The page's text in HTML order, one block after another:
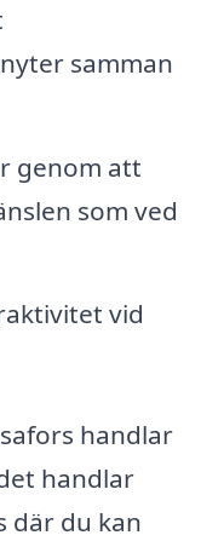
samman
genom att
som ved
vid
handlar
handlar
där du kan